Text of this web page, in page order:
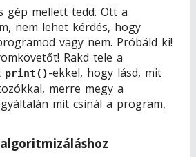
gép mellett tedd. Ott a
nem lehet kérdés, hogy
vagy nem. Próbáld ki!
Rakd tele a
print()-ekkel, hogy lásd, mit
merre megy a
mit csinál a program,